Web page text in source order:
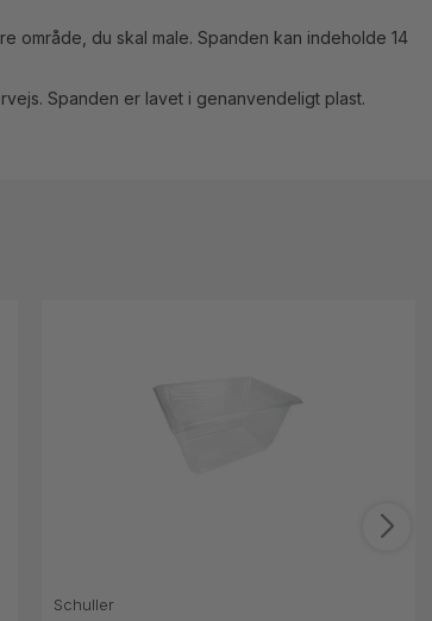
område, du skal male. Spanden kan indeholde 14
Spanden er lavet i genanvendeligt plast.
Schuller